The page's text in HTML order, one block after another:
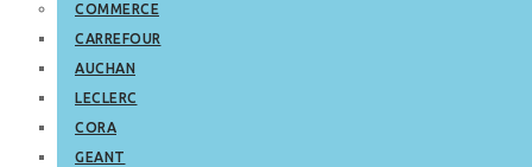
COMMERCE
CARREFOUR
AUCHAN
LECLERC
CORA
GEANT